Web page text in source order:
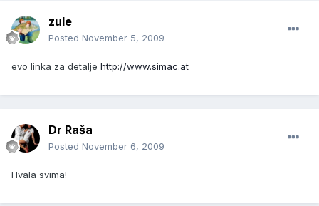
zule
Posted November 5, 2009
evo linka za detalje http://www.simac.at
Dr Raša
Posted November 6, 2009
Hvala svima!